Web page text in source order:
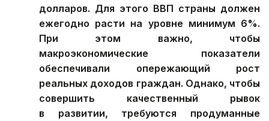
долларов. Для этого ВВП страны должен
ежегодно расти на уровне минимум 6%.
При этом важно, чтобы
макроэкономические показатели
обеспечивали опережающий рост
реальных доходов граждан. Однако, чтобы
совершить качественный рывок
в развитии, требуются продуманные